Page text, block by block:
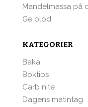
Mandelmassa på
Ge blod
KATEGORIER
Baka
Boktips
Carb nite
Dagens matintag